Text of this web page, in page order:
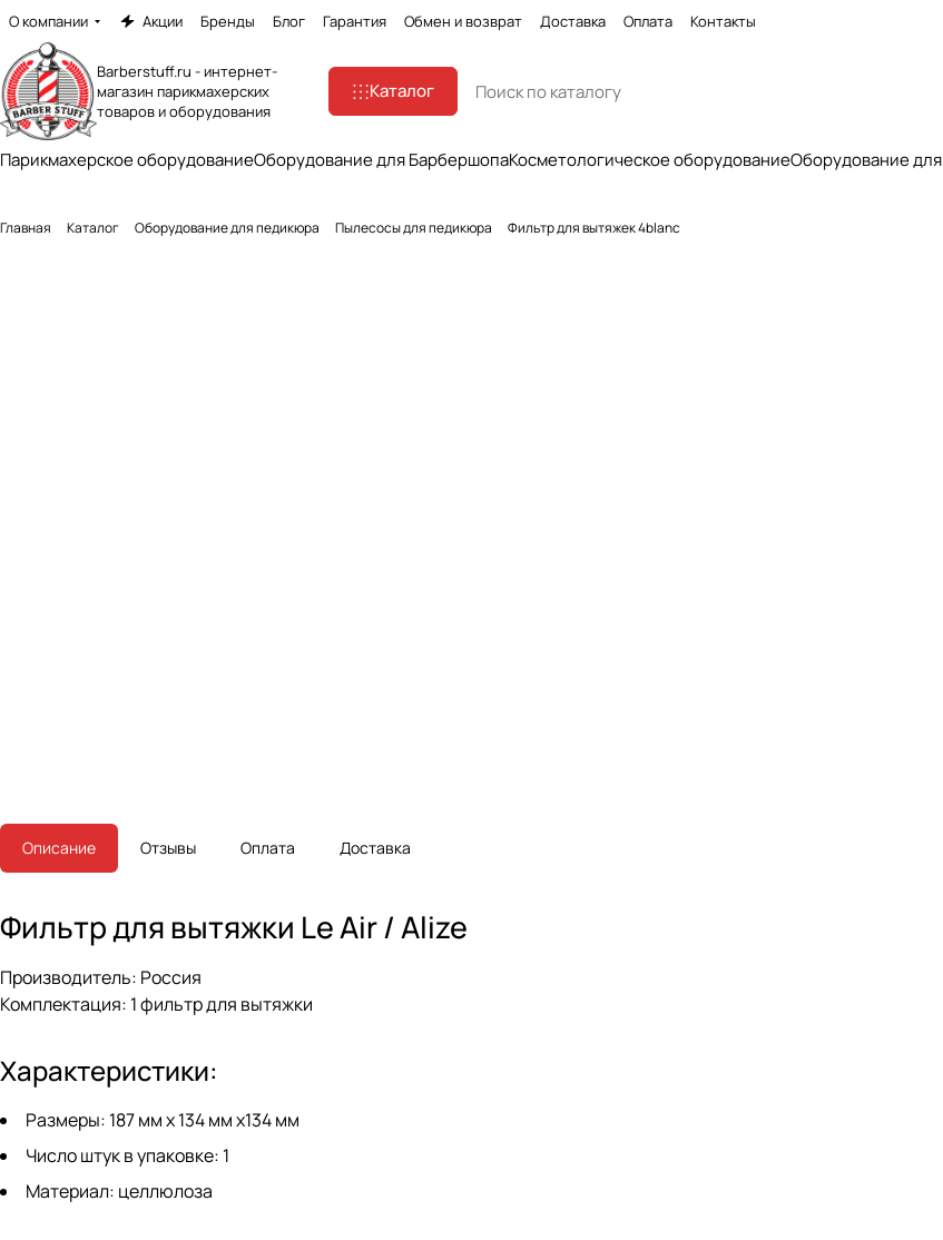
О компании Акции Бренды Блог Гарантия Обмен и возврат Доставка Оплата Контакты
Barberstuff.ru - интернет-
магазин парикмахерских
товаров и оборудования
Каталог
Парикмахерское оборудованиеОборудование для БарбершопаКосметологическое оборудованиеОборудование
Главная Каталог Оборудование для педикюра Пылесосы для педикюра Фильтр для вытяжек 4blanc
Описание Отзывы Оплата Доставка
Фильтр для вытяжки Le Air / Alize
Производитель: Россия
Комплектация: 1 фильтр для вытяжки
Характеристики:
Размеры: 187 мм х 134 мм х134 мм
Число штук в упаковке: 1
Материал: целлюлоза